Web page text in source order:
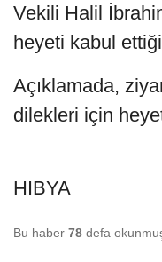
Vekili Halil
heyeti kabul
Açıklamada,
dilekleri için
HIBYA
Bu haber 78 defa